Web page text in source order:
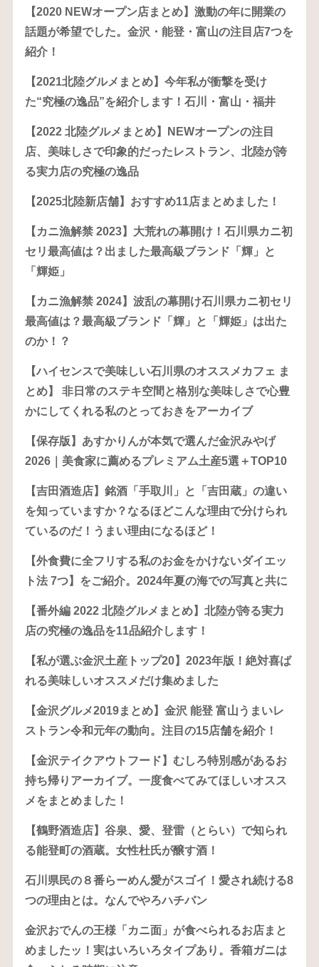
【2020 NEWオープン店まとめ】激動の年に開業の
話題が希望でした。金沢・能登・富山の注目店7つを
紹介！
【2021北陸グルメまとめ】今年私が衝撃を受け
た“究極の逸品”を紹介します！石川・富山・福井
【2022 北陸グルメまとめ】NEWオープンの注目
店、美味しさで印象的だったレストラン、北陸が誇
る実力店の究極の逸品
【2025北陸新店舗】おすすめ11店まとめました！
【カニ漁解禁 2023】大荒れの幕開け！石川県カニ初
セリ最高値は？出ました最高級ブランド「輝」と
「輝姫」
【カニ漁解禁 2024】波乱の幕開け石川県カニ初セリ
最高値は？最高級ブランド「輝」と「輝姫」は出た
のか！？
【ハイセンスで美味しい石川県のオススメカフェ ま
とめ】 非日常のステキ空間と格別な美味しさで心豊
かにしてくれる私のとっておきをアーカイブ
【保存版】あすかりんが本気で選んだ金沢みやげ
2026｜美食家に薦めるプレミアム土産5選＋TOP10
【吉田酒造店】銘酒「手取川」と「吉田蔵」の違い
を知っていますか？なるほどこんな理由で分けられ
ているのだ！うまい理由になるほど！
【外食費に全フリする私のお金をかけないダイエッ
ト法 7つ】をご紹介。2024年夏の海での写真と共に
【番外編 2022 北陸グルメまとめ】北陸が誇る実力
店の究極の逸品を11品紹介します！
【私が選ぶ金沢土産トップ20】2023年版！絶対喜ば
れる美味しいオススメだけ集めました
【金沢グルメ2019まとめ】金沢 能登 富山うまいレ
ストラン令和元年の動向。注目の15店舗を紹介！
【金沢テイクアウトフード】むしろ特別感があるお
持ち帰りアーカイブ。一度食べてみてほしいオスス
メをまとめました！
【鶴野酒造店】谷泉、愛、登雷（とらい）で知られ
る能登町の酒蔵。女性杜氏が醸す酒！
石川県民の８番らーめん愛がスゴイ！愛され続ける8
つの理由とは。なんでやろハチバン
金沢おでんの王様「カニ面」が食べられるお店まと
めましたッ！実はいろいろタイプあり。香箱ガニは